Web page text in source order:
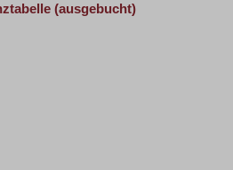
(ausgebucht)